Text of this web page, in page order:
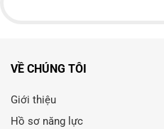
VỀ CHÚNG TÔI
Giới thiệu
Hồ sơ năng lực